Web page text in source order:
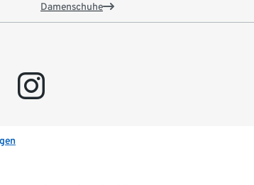
Damenschuhe
instagram